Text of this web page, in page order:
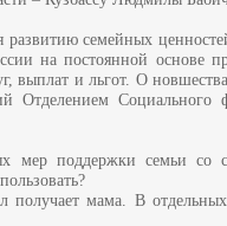
развитию семейных
на постоянной основе
выплат и льгот. О
Отделением Социального
поддержки семьи со
мама. В